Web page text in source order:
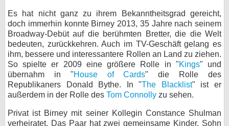
Es hat nicht ganz zu ihrem Bekanntheitsgrad gereicht,
doch immerhin konnte Birney 2013, 35 Jahre nach seinem
Broadway-Debüt auf die berühmten Bretter, die die Welt
bedeuten, zurückkehren. Auch im TV-Geschäft gelang es
ihm, bessere und interessantere Rollen an Land zu ziehen.
So spielte er 2009 eine größere Rolle in "Kings" und
übernahm in "House of Cards" die Rolle des
Republikaners Donald Bythe. In "The Blacklist" ist er
außerdem in der Rolle des Tom Connolly zu sehen.
Privat ist Birney mit seiner Kollegin Constance Shulman
verheiratet. Das Paar hat zwei gemeinsame Kinder, Sohn